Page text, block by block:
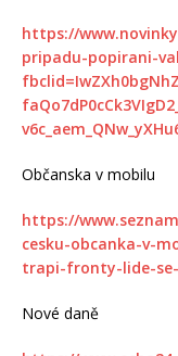
https://
pripadu-popirani-
Občanska v mobilu
https://
cesku-obcanka-v-
trapi-fronty-lide-
Nové daně